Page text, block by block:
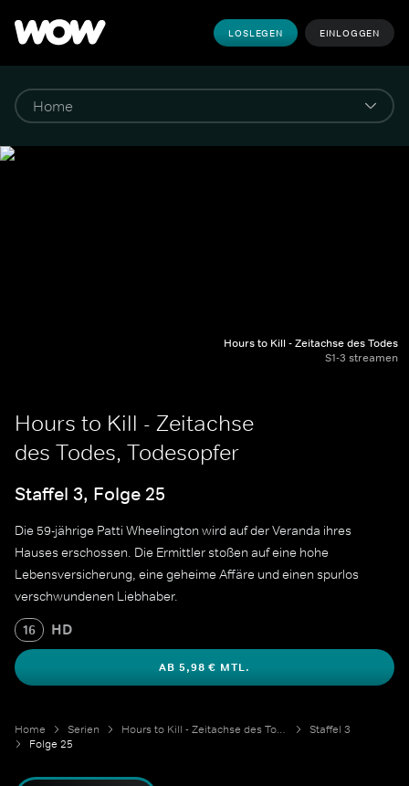
LOSLEGEN EINLOGGEN
Hours to Kill - Zeitachse des Todes
S1-3 streamen
Hours to Kill - Zeitachse
des Todes, Todesopfer
Staffel 3, Folge 25
Die 59-jährige Patti Wheelington wird auf der Veranda ihres
Hauses erschossen. Die Ermittler stoßen auf eine hohe
Lebensversicherung, eine geheime Affäre und einen spurlos
verschwundenen Liebhaber.
16 HD
AB 5,98 € MTL.
Home Serien Hours to Kill - Zeitachse des Todes
Staffel 3
Folge 25